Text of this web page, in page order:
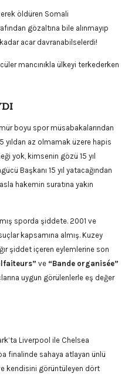
öldüren Somali
gözaltına bile alınmayıp
acar davranabilselerdi!
mancınıkla ülkeyi terkederken
boyu spor müsabakalarından
yıldan az olmamak üzere hapis
yok, kimsenin gözü 15 yıl
Başkanı 15 yıl yatacağından
hakemin suratına yakın
sporda şiddete. 2001 ve
kapsamına almış. Kuzey
şiddet içeren eylemlerine son
ve “Bande organisée”
uygun görülenlerle eş değer
Liverpool ile Chelsea
finalinde sahaya atlayan ünlü
kendisini görüntüleyen dört